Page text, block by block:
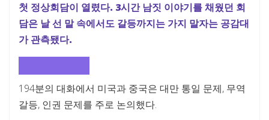
첫 정상회담이 열렸다. 3시간 남짓 이야기를 채웠던 회
담은 날 선 말 속에서도 갈등까지는 가지 말자는 공감대
가 관측됐다.
194분의 대화에서 미국과 중국은 대만 통일 문제, 무역
갈등, 인권 문제를 주로 논의했다.